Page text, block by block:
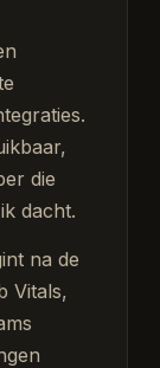
die
dacht.
na de
Vitals,